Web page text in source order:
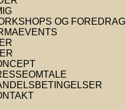
OG FOREDRAG